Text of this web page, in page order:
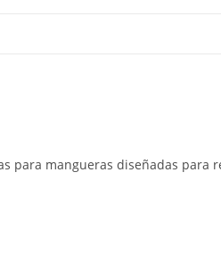
para mangueras diseñadas para